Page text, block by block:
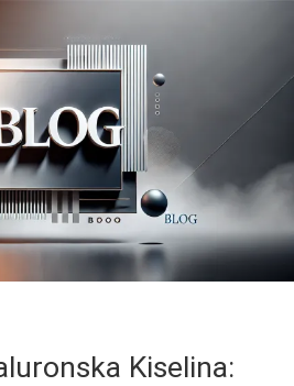
Kiselina: